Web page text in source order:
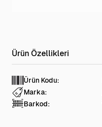
Ürün Kodu:
Marka:
Barkod: